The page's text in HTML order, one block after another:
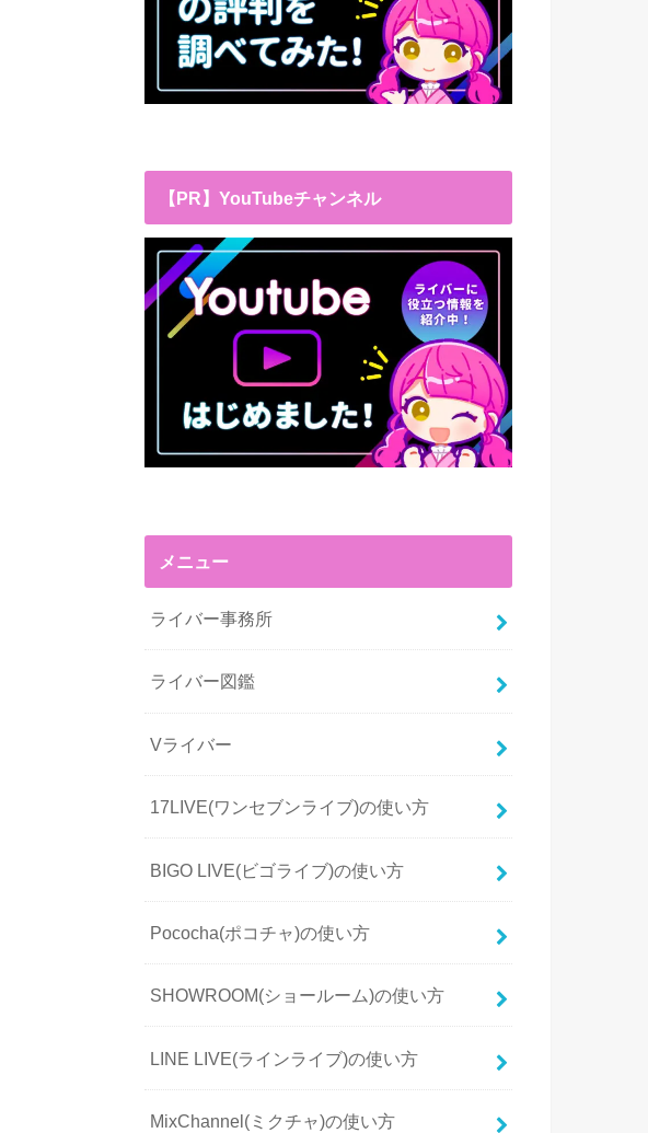
【PR】YouTubeチャンネル
メニュー
ライバー事務所
ライバー図鑑
Vライバー
17LIVE(ワンセブンライブ)の使い方
BIGO LIVE(ビゴライブ)の使い方
Pococha(ポコチャ)の使い方
SHOWROOM(ショールーム)の使い方
LINE LIVE(ラインライブ)の使い方
MixChannel(ミクチャ)の使い方